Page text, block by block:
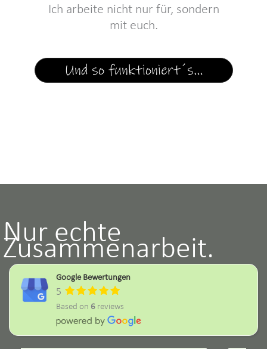
Ich arbeite nicht nur für, sondern
mit euch.
Und so funktioniert´s…
Nur echte
Zusammenarbeit.
Google Bewertungen
5
Based on 6 reviews